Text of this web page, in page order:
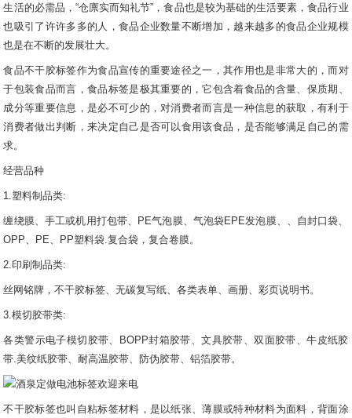
生活的必需品，“仓廪实而知礼节”，食品也是较为基础的生活要素，食品行业
也吸引了许许多多的人，食品企业数量不断增加，越来越多的食品企业规模
也是在不断的发展壮大。
食品不干胶标签作为食品宣传的重要途径之一，其作用也是非常大的，而对
于包装食品而言，食品标签是极其重要的，它包含着食品的含量、保质期、
成分等重要信息，是必不可少的，对消费者而言是一种信息的获取，有利于
消费者做出判断，来决定自己是否可以食用该食品，是否能够满足自己的需
求。
经营品种
1.塑料制品类:
缠绕膜、手工或机用打包带、PE气泡膜、气泡袋EPE发泡膜、、自封口袋、
OPP、PE、PP塑料袋.复合袋，复合卷膜。
2.印刷制品类:
丝网铭牌，不干胶标签、无碳复写纸、各类表单、画册、彩页说明书。
3.模切胶带类:
各类警示电子模切胶带、BOPP封箱胶带、文具胶带、双面胶带、牛皮纸胶
带.美纹纸胶带、耐高温胶带、防伪胶带、铝箔胶带。
不干胶标签也叫自粘标签材料，是以纸张、薄膜或特种材料为面料，背面涂